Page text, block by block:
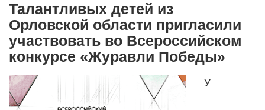
Талантливых детей из
Орловской области пригласили
участвовать во Всероссийском
конкурсе «Журавли Победы»
У